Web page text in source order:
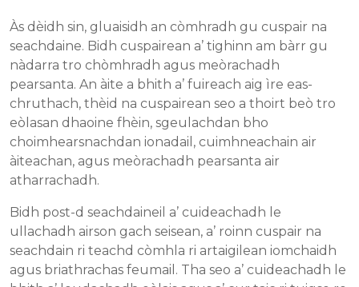
Às dèidh sin, gluaisidh an còmhradh gu cuspair na
seachdaine. Bidh cuspairean a’ tighinn am bàrr gu
nàdarra tro chòmhradh agus meòrachadh
pearsanta. An àite a bhith a’ fuireach aig ìre eas-
chruthach, thèid na cuspairean seo a thoirt beò tro
eòlasan dhaoine fhèin, sgeulachdan bho
choimhearsnachdan ionadail, cuimhneachain air
àiteachan, agus meòrachadh pearsanta air
atharrachadh.
Bidh post-d seachdaineil a’ cuideachadh le
ullachadh airson gach seisean, a’ roinn cuspair na
seachdain ri teachd còmhla ri artaigilean iomchaidh
agus briathrachas feumail. Tha seo a’ cuideachadh le